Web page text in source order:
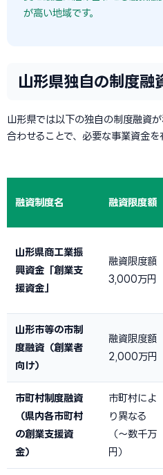
が高い地域です。
山形県独自の制度融
山形県では以下の独自の制度融資
合わせることで、必要な事業資金を
融資制度名 融資限度額
山形県商工業振
興資金「創業支
援資金」
融資限度額
3,000万円
山形市等の市制
度融資（創業者
向け）
融資限度額
2,000万円
市町村制度融資
（県内各市町村
の創業支援資
金）
市町村によ
り異なる
（〜数千万
円）